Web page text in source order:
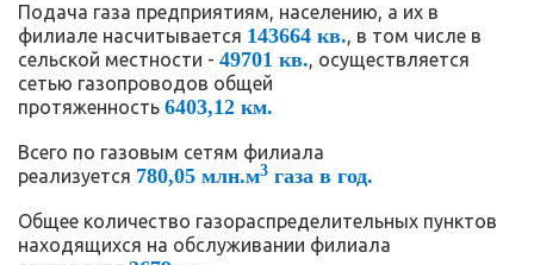
Подача газа предприятиям, населению, а их в
филиале насчитывается 143664 кв., в том числе в
сельской местности - 49701 кв., осуществляется
сетью газопроводов общей
протяженность 6403,12 км.
Всего по газовым сетям филиала
реализуется 780,05 млн.м3 газа в год.
Общее количество газораспределительных пунктов
находящихся на обслуживании филиала